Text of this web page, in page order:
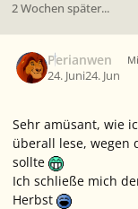
2 Wochen später...
Perianwen
24. Juni24. Jun
Sehr amüsant, wie
überall lese, wegen
sollte
Ich schließe mich
Herbst